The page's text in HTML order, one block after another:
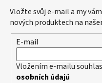
Vložte svůj e-mail a my
nových produktech na
E-mail
Vložením e-mailu
osobních údajů